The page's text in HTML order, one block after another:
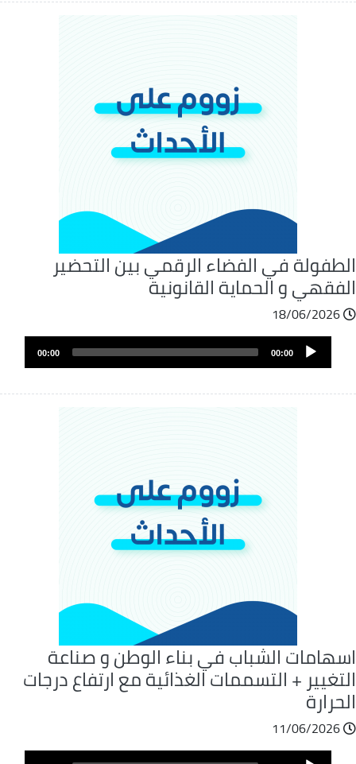
في الفضاء الرقمي بين التحضير
و الحماية القانونية
18/06/2026
ملفAudio
Player
00:00
00:00
الشباب في بناء الوطن و صناعة
+ التسممات الغذائية مع ارتفاع درجات
11/06/2026
ملفAudio